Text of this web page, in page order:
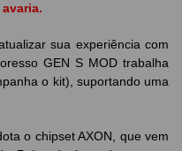
sua experiência com
GEN S MOD trabalha
o kit), suportando uma
o chipset AXON, que vem